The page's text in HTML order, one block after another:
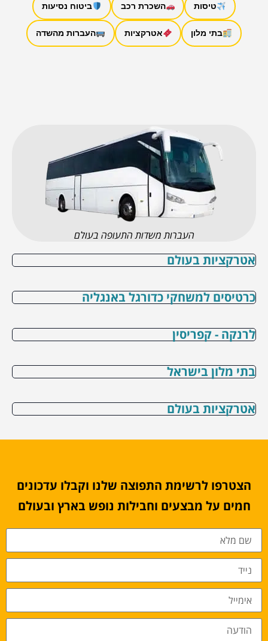
טיסות השכרת רכב ביטוח נסיעות
בתי מלון אטרקציות העברות מהשדה
העברות משדות התעופה בעולם
אטרקציות בעולם
כרטיסים למשחקי כדורגל באנגליה
לרנקה - קפריסין
בתי מלון בישראל
אטרקציות בעולם
הצטרפו לרשימת התפוצה שלנו וקבלו עדכונים
חמים על מבצעים וחבילות נופש בארץ ובעולם